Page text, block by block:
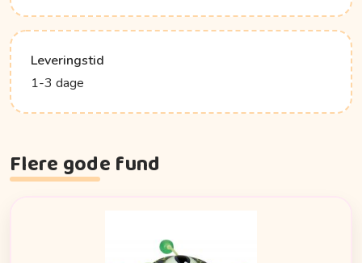
Leveringstid
1-3 dage
Flere gode fund